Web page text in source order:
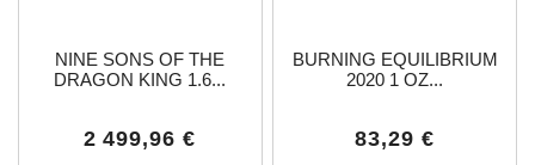
NINE SONS OF THE
DRAGON KING 1.6...
2 499,96 €
BURNING EQUILIBRIUM
2020 1 OZ...
83,29 €